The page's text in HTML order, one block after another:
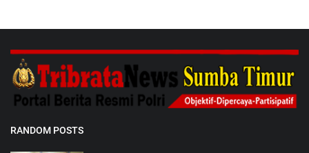
RANDOM POSTS